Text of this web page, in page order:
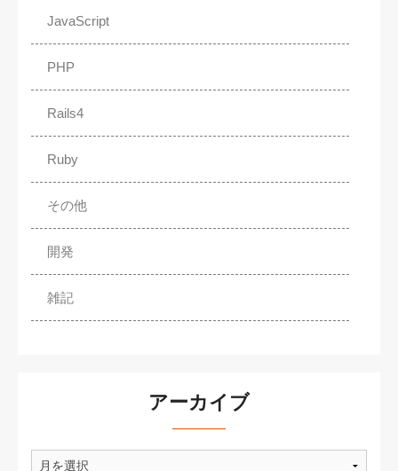
JavaScript
PHP
Rails4
Ruby
その他
開発
雑記
アーカイブ
ア